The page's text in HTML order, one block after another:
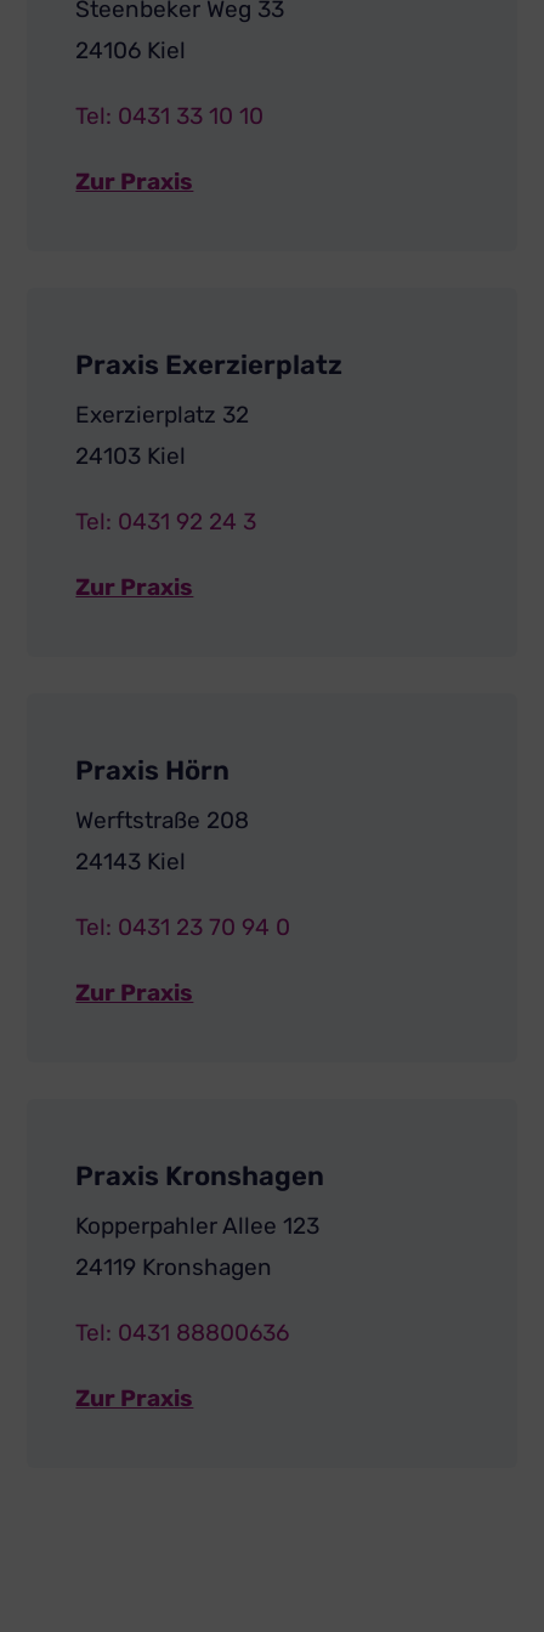
Steenbeker Weg 33
24106 Kiel
Tel: 0431 33 10 10
Zur Praxis
Praxis Exerzierplatz
Exerzierplatz 32
24103 Kiel
Tel: 0431 92 24 3
Zur Praxis
Praxis Hörn
Werftstraße 208
24143 Kiel
Tel: 0431 23 70 94 0
Zur Praxis
Praxis Kronshagen
Kopperpahler Allee 123
24119 Kronshagen
Tel: 0431 88800636
Zur Praxis